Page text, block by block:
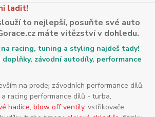
ladit!
to nejlepší, posuňte své auto
máte vítězství v dohledu.
racing, tuning a styling najdeš tady!
závodní autodíly, performance
na prodej závodních performance dílů.
racing performance dílů - turba,
hadice,blow off ventily, vstřikovače,